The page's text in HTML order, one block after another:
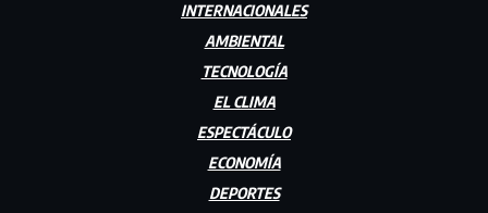
INTERNACIONALES
AMBIENTAL
TECNOLOGÍA
EL CLIMA
ESPECTÁCULO
ECONOMÍA
DEPORTES